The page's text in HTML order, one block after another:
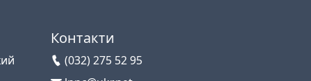
Контакти
(032) 275 52 95